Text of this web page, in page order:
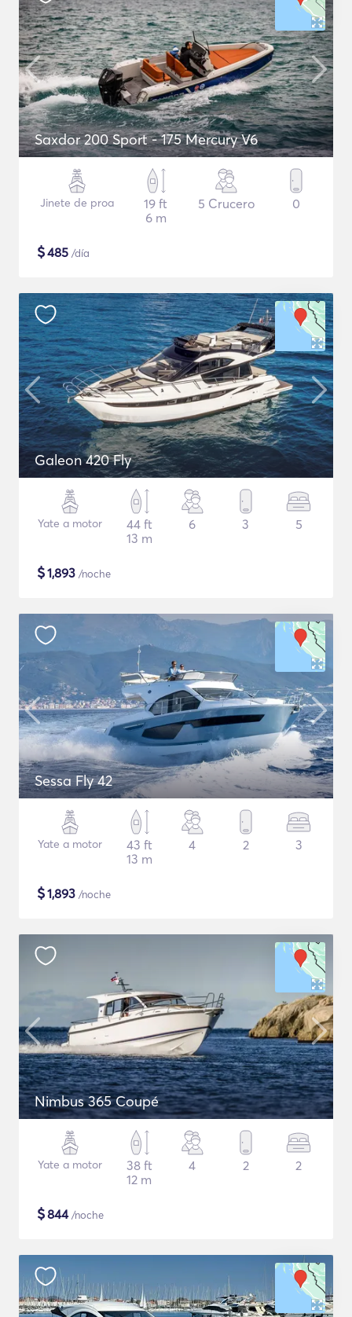
Saxdor 200 Sport - 175 Mercury V6
Jinete de proa
19 ft
6 m
5 Crucero 0
$485 /día
Galeon 420 Fly
Yate a motor
44 ft
13 m
6 3 5
$1,893 /noche
Sessa Fly 42
Yate a motor
43 ft
13 m
4 2 3
$1,893 /noche
Nimbus 365 Coupé
Yate a motor
38 ft
12 m
4 2 2
$844/noche